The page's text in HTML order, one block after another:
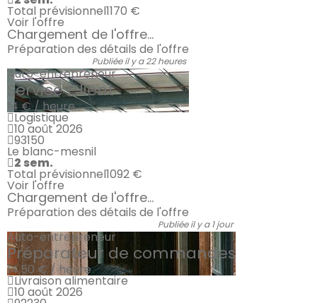
Total prévisionnel1170 €
Voir l'offre
Chargement de l'offre...
Préparation des détails de l'offre
Publiée il y a 22 heures
Auto-entrepreneur
Service Client
14 € / heure
Logistique
10 août 2026
93150
Le blanc-mesnil
2 sem.
Total prévisionnel1092 €
Voir l'offre
Chargement de l'offre...
Préparation des détails de l'offre
Publiée il y a 1 jour
Auto-entrepreneur
Préparateur de commandes
14.50 € / heure
Livraison alimentaire
10 août 2026